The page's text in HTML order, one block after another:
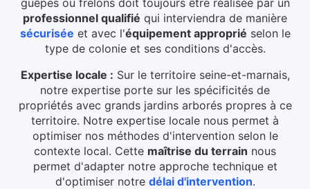
professionnel qualifié qui interviendra de manière
sécurisée et avec l'équipement approprié selon le
type de colonie et ses conditions d'accès.
Expertise locale : Sur le territoire seine-et-marnais,
notre expertise porte sur les spécificités de
propriétés avec grands jardins arborés propres à ce
territoire. Notre expertise locale nous permet à
optimiser nos méthodes d'intervention selon le
contexte local. Cette maîtrise du terrain nous
permet d'adapter notre approche technique et
d'optimiser notre délai d'intervention.